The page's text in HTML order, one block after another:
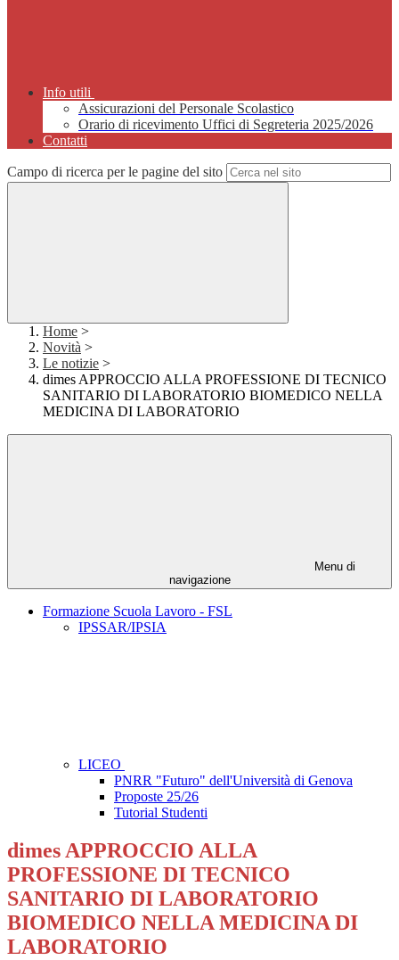
Info utili
Assicurazioni del Personale Scolastico
Orario di ricevimento Uffici di Segreteria 2025/2026
Contatti
Campo di ricerca per le pagine del sito
Home >
Novità >
Le notizie >
dimes APPROCCIO ALLA PROFESSIONE DI TECNICO
SANITARIO DI LABORATORIO BIOMEDICO NELLA
MEDICINA DI LABORATORIO
Menu di
navigazione
Formazione Scuola Lavoro - FSL
IPSSAR/IPSIA
LICEO
PNRR "Futuro" dell'Università di Genova
Proposte 25/26
Tutorial Studenti
dimes APPROCCIO ALLA
PROFESSIONE DI TECNICO
SANITARIO DI LABORATORIO
BIOMEDICO NELLA MEDICINA DI
LABORATORIO